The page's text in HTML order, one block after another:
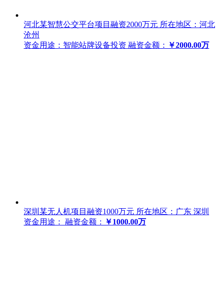
河北某智慧公交平台项目融资2000万元 所在地区：河北
沧州
资金用途：智能站牌设备投资 融资金额： ￥2000.00万
深圳某无人机项目融资1000万元 所在地区：广东 深圳
资金用途：
融资金额： ￥1000.00万